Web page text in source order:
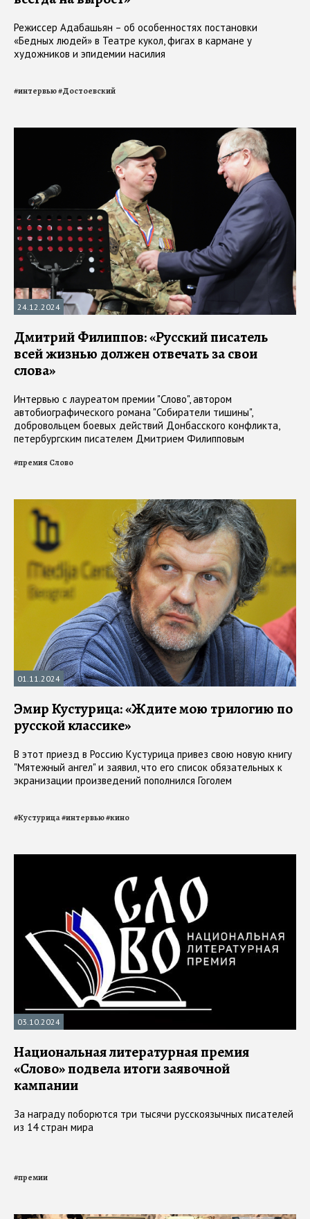
Режиссер Адабашьян – об особенностях постановки
«Бедных людей» в Театре кукол, фигах в кармане у
художников и эпидемии насилия
#интервью#Достоевский
24.12.2024
Дмитрий Филиппов: «Русский писатель
всей жизнью должен отвечать за свои
слова»
Интервью с лауреатом премии "Слово", автором
автобиографического романа "Собиратели тишины",
добровольцем боевых действий Донбасского конфликта,
петербургским писателем Дмитрием Филипповым
#премия Слово
01.11.2024
Эмир Кустурица: «Ждите мою трилогию по
русской классике»
В этот приезд в Россию Кустурица привез свою новую книгу
"Мятежный ангел" и заявил, что его список обязательных к
экранизации произведений пополнился Гоголем
#Кустурица#интервью#кино
03.10.2024
Национальная литературная премия
«Слово» подвела итоги заявочной
кампании
За награду поборются три тысячи русскоязычных писателей
из 14 стран мира
#премии